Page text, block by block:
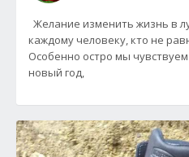
Желание изменить жизнь в
каждому человеку, кто не
Особенно остро мы
новый год,